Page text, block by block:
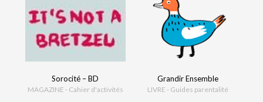
Sorocité – BD
MAGAZINE - Cahier d'activités
Grandir Ensemble
LIVRE - Guides parentalité